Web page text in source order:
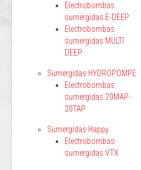
Electrobombas
sumergidas E-DEEP
Electrobombas
sumergidas MULTI
DEEP
Sumergidas HYDROPOMPE
Electrobombas
sumergidas 20MAP-
20TAP
Sumergidas Happy
Electrobombas
sumergidas VTX